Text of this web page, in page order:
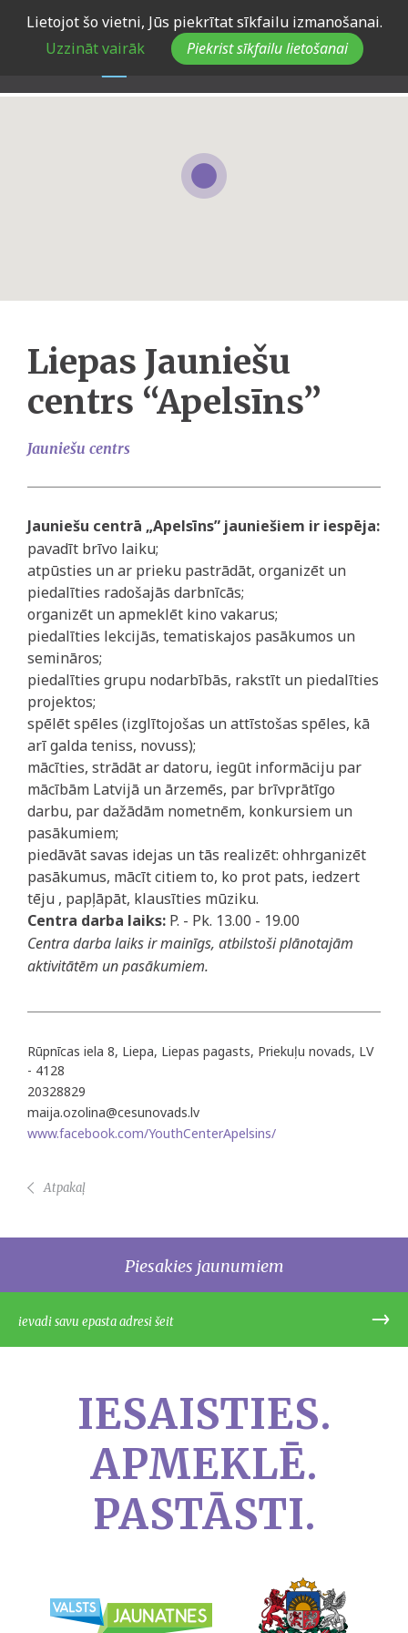
Lietojot šo vietni, Jūs piekrītat sīkfailu izmanošanai.
Uzzināt vairāk
Piekrist sīkfailu lietošanai
Liepas Jauniešu
centrs “Apelsīns”
Jauniešu centrs
Jauniešu centrā „Apelsīns” jauniešiem ir iespēja:
pavadīt brīvo laiku;
atpūsties un ar prieku pastrādāt, organizēt un
piedalīties radošajās darbnīcās;
organizēt un apmeklēt kino vakarus;
piedalīties lekcijās, tematiskajos pasākumos un
semināros;
piedalīties grupu nodarbībās, rakstīt un piedalīties
projektos;
spēlēt spēles (izglītojošas un attīstošas spēles, kā
arī galda teniss, novuss);
mācīties, strādāt ar datoru, iegūt informāciju par
mācībām Latvijā un ārzemēs, par brīvprātīgo
darbu, par dažādām nometnēm, konkursiem un
pasākumiem;
piedāvāt savas idejas un tās realizēt: ohhrganizēt
pasākumus, mācīt citiem to, ko prot pats, iedzert
tēju , papļāpāt, klausīties mūziku.
Centra darba laiks: P. - Pk. 13.00 - 19.00
Centra darba laiks ir mainīgs, atbilstoši plānotajām
aktivitātēm un pasākumiem.
Rūpnīcas iela 8, Liepa, Liepas pagasts, Priekuļu novads, LV
- 4128
20328829
maija.ozolina@cesunovads.lv
www.facebook.com/YouthCenterApelsins/
Atpakaļ
Piesakies jaunumiem
IESAISTIES.
APMEKLĒ.
PASTĀSTI.